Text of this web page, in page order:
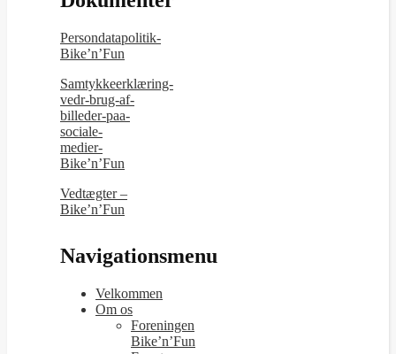
Persondatapolitik-
Bike’n’Fun
Samtykkeerklæring-
vedr-brug-af-
billeder-paa-
sociale-
medier-
Bike’n’Fun
Vedtægter –
Bike’n’Fun
Navigationsmenu
Velkommen
Om os
Foreningen
Bike’n’Fun